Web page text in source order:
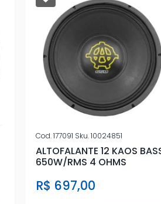
Cod.177091 Sku.10024851
ALTOFALANTE 12 KAOS
650W/RMS 4 OHMS
R$ 697,00